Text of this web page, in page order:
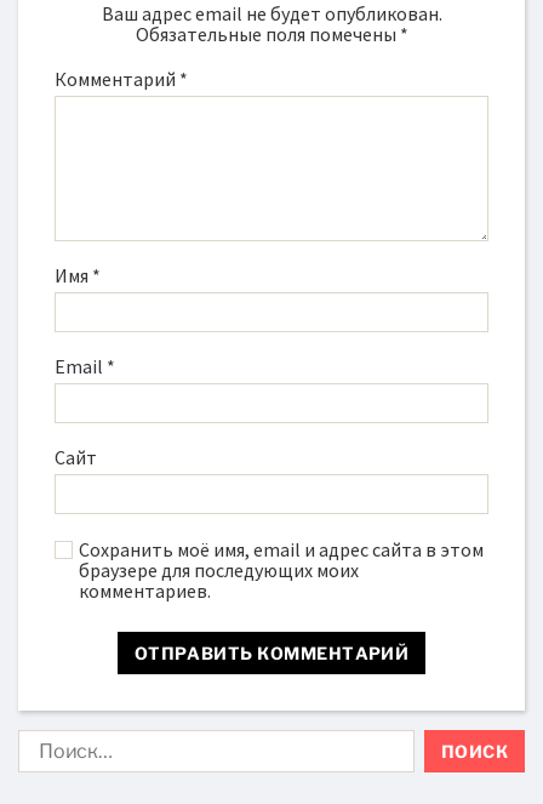
Ваш адрес email не будет опубликован.
Обязательные поля помечены *
Комментарий *
Имя *
Email *
Сайт
Сохранить моё имя, email и адрес сайта в этом
браузере для последующих моих
комментариев.